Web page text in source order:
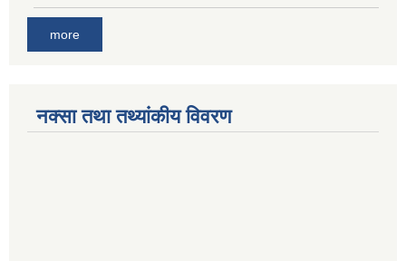
more
नक्सा तथा तथ्यांकीय विवरण